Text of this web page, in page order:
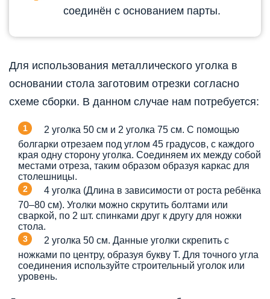
соединён с основанием парты.
Для использования металлического уголка в
основании стола заготовим отрезки согласно
схеме сборки. В данном случае нам потребуется:
2 уголка 50 см и 2 уголка 75 см. С помощью
болгарки отрезаем под углом 45 градусов, с каждого
края одну сторону уголка. Соединяем их между собой
местами отреза, таким образом образуя каркас для
столешницы.
4 уголка (Длина в зависимости от роста ребёнка
70–80 см). Уголки можно скрутить болтами или
сваркой, по 2 шт. спинками друг к другу для ножки
стола.
2 уголка 50 см. Данные уголки скрепить с
ножками по центру, образуя букву Т. Для точного угла
соединения используйте строительный уголок или
уровень.